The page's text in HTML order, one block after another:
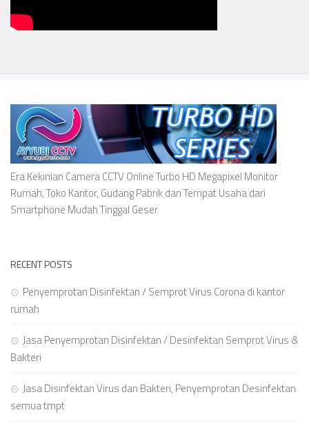
Era Kekinian Camera CCTV Online Turbo HD Megapixel Monitor
Rumah, Toko Kantor, Gudang Pabrik dan Tempat Usaha dari
Smartphone Mudah Tinggal Geser
RECENT POSTS
Penyemprotan Disinfektan / Semprot Virus Corona di kantor
rumah
Jasa Penyemprotan Disinfektan / Desinfektan Semprot Virus &
Bakteri
Jasa Disinfektan Virus dan Bakteri, Penyemprotan Desinfektan
semua tmpt